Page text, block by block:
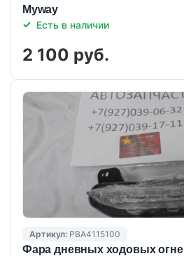
Myway
Есть в наличии
2 100 руб.
Артикул: PBA4115100
Фара дневных ходовых